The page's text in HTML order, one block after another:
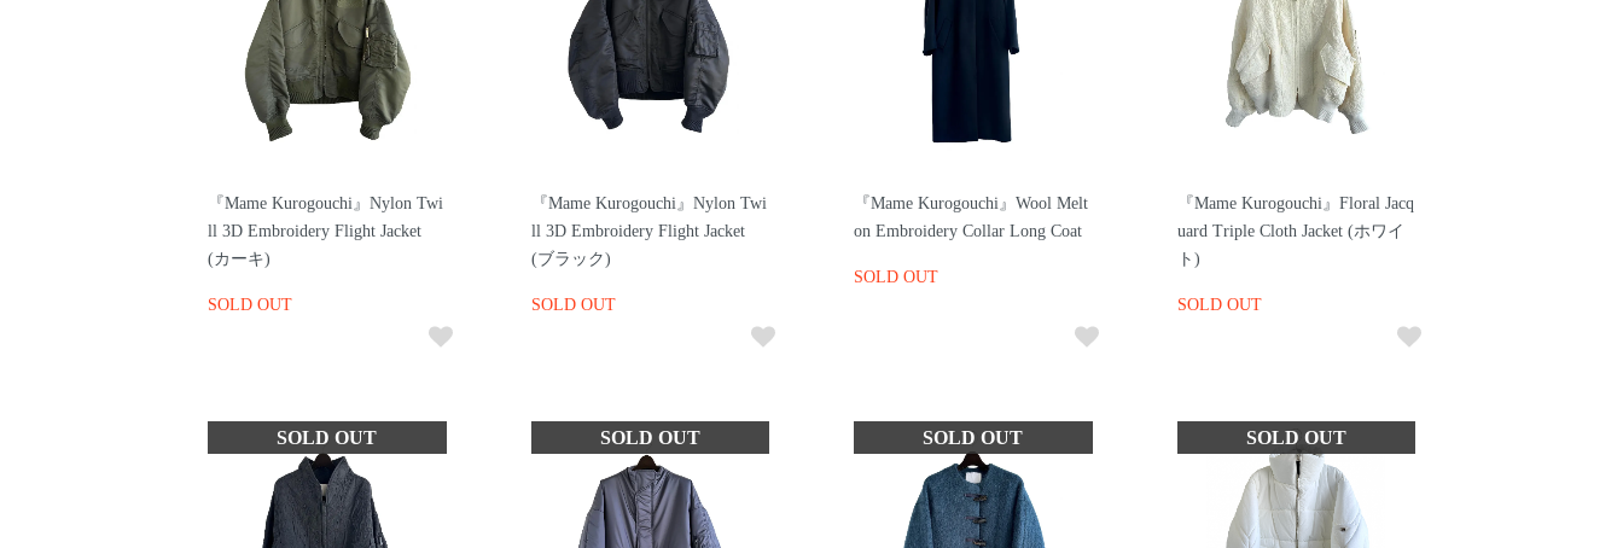
『Mame Kurogouchi』Nylon Twi
ll 3D Embroidery Flight Jacket
(カーキ)
SOLD OUT
『Mame Kurogouchi』Nylon Twi
ll 3D Embroidery Flight Jacket
(ブラック)
SOLD OUT
『Mame Kurogouchi』Wool Melt
on Embroidery Collar Long Coat
SOLD OUT
『Mame Kurogouchi』Floral Jacq
uard Triple Cloth Jacket (ホワイ
ト)
SOLD OUT